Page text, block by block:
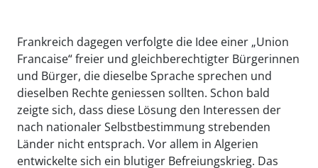
Frankreich dagegen verfolgte die Idee einer „Union
Francaise“ freier und gleichberechtigter Bürgerinnen
und Bürger, die dieselbe Sprache sprechen und
dieselben Rechte geniessen sollten. Schon bald
zeigte sich, dass diese Lösung den Interessen der
nach nationaler Selbstbestimmung strebenden
Länder nicht entsprach. Vor allem in Algerien
entwickelte sich ein blutiger Befreiungskrieg. Das